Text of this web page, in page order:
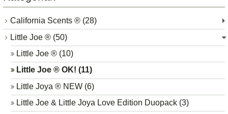
California Scents ® (28)
Little Joe ® (50)
Little Joe ® (10)
Little Joe ® OK! (11)
Little Joya ® NEW (6)
Little Joe & Little Joya Love Edition Duopack (3)